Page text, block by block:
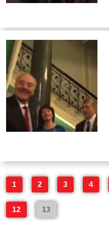
1 2 3 4
12 13